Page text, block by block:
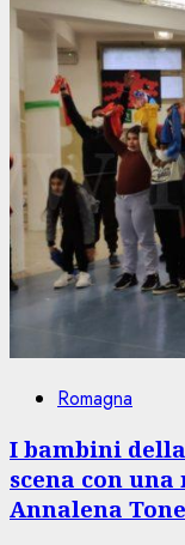
Romagna
I bambini
scena con
Annalena